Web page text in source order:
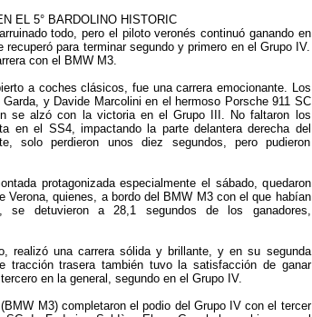
EL 5° BARDOLINO HISTORIC
todo, pero el piloto veronés continuó ganando en
para terminar segundo y primero en el Grupo IV.
con el BMW M3.
a coches clásicos, fue una carrera emocionante. Los
y Davide Marcolini en el hermoso Porsche 911 SC
se alzó con la victoria en el Grupo III. No faltaron los
en el SS4, impactando la parte delantera derecha del
solo perdieron unos diez segundos, pero pudieron
protagonizada especialmente el sábado, quedaron
Verona, quienes, a bordo del BMW M3 con el que habían
se detuvieron a 28,1 segundos de los ganadores,
realizó una carrera sólida y brillante, y en su segunda
tracción trasera también tuvo la satisfacción de ganar
en la general, segundo en el Grupo IV.
M3) completaron el podio del Grupo IV con el tercer